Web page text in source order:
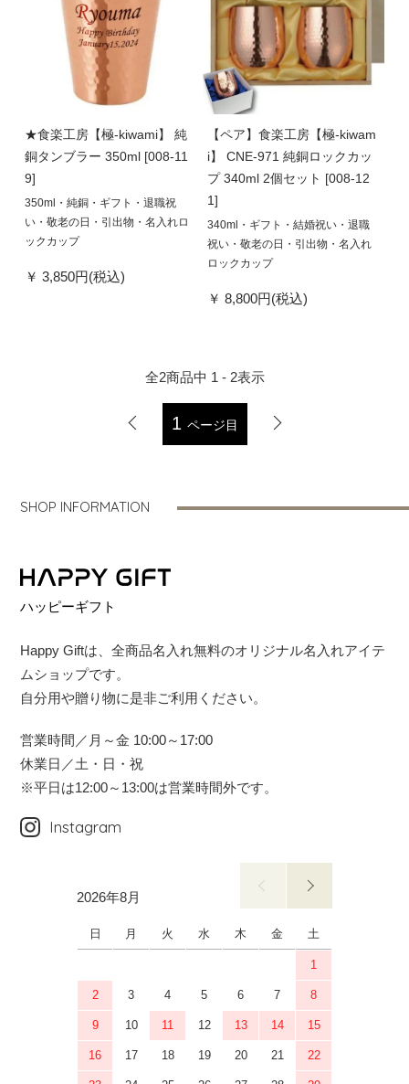
★食楽工房【極-kiwami】 純
銅タンブラー 350ml [008-11
9]
350ml・純銅・ギフト・退職祝
い・敬老の日・引出物・名入れロ
ックカップ
3,850円(税込)
【ペア】食楽工房【極-kiwam
i】 CNE-971 純銅ロックカッ
プ 340ml 2個セット [008-12
1]
340ml・ギフト・結婚祝い・退職
祝い・敬老の日・引出物・名入れ
ロックカップ
8,800円(税込)
全2商品中 1 - 2表示
1 ページ目
SHOP INFORMATION
ハッピーギフト
Happy Giftは、全商品名入れ無料のオリジナル名入れアイテ
ムショップです。
自分用や贈り物に是非ご利用ください。
営業時間／月～金 10:00～17:00
休業日／土・日・祝
※平日は12:00～13:00は営業時間外です。
Instagram
2026年8月
日 月 火 水 木 金 土
1
2 3 4 5 6 7 8
9 10 11 12 13 14 15
16 17 18 19 20 21 22